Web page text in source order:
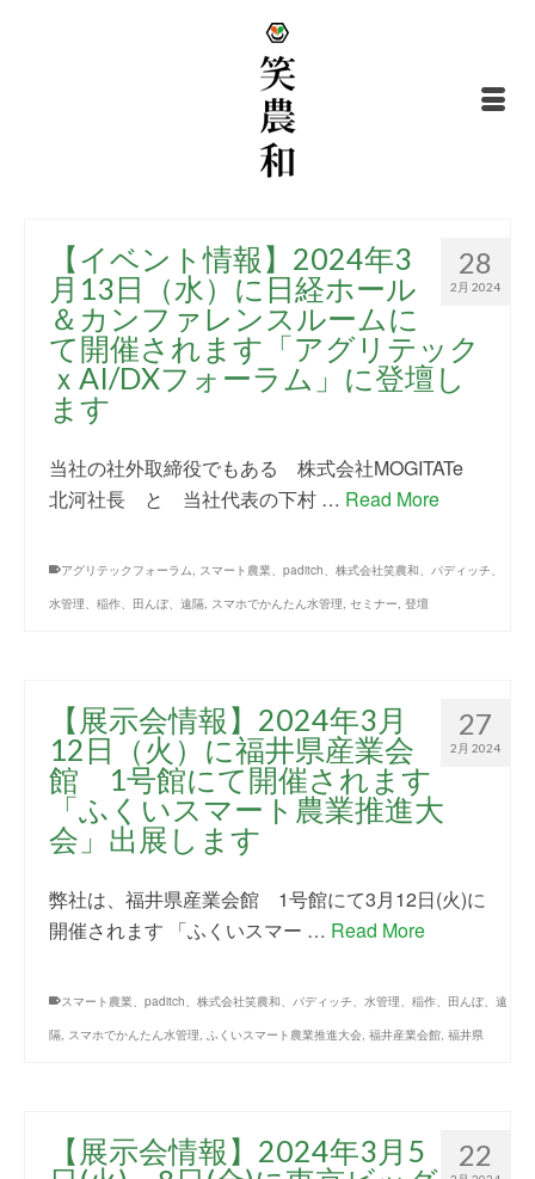
28
2月 2024
【イベント情報】2024年3
月13日（水）に日経ホール
＆カンファレンスルームに
て開催されます「アグリテック
ｘAI/DXフォーラム」に登壇し
ます
当社の社外取締役でもある 株式会社MOGITATe
北河社長 と 当社代表の下村 … Read More
アグリテックフォーラム, スマート農業、paditch、株式会社笑農和、パディッチ、
水管理、稲作、田んぼ、遠隔, スマホでかんたん水管理, セミナー, 登壇
27
2月 2024
【展示会情報】2024年3月
12日（火）に福井県産業会
館 1号館にて開催されます
「ふくいスマート農業推進大
会」出展します
弊社は、福井県産業会館 1号館にて3月12日(火)に
開催されます 「ふくいスマー … Read More
スマート農業、paditch、株式会社笑農和、パディッチ、水管理、稲作、田んぼ、遠
隔, スマホでかんたん水管理, ふくいスマート農業推進大会, 福井産業会館, 福井県
22
【展示会情報】2024年3月5